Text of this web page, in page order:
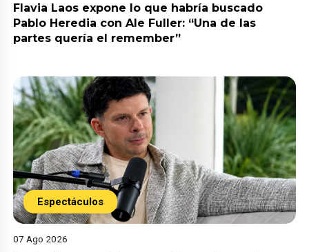
Flavia Laos expone lo que habría buscado
Pablo Heredia con Ale Fuller: “Una de las
partes quería el remember”
Espectáculos
07 Ago 2026